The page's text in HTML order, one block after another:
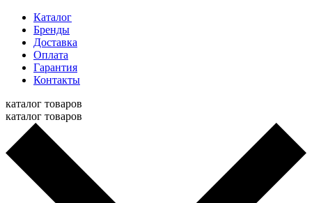
Каталог
Бренды
Доставка
Оплата
Гарантия
Контакты
каталог товаров
каталог товаров